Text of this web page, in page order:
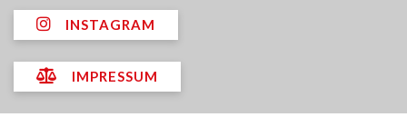
INSTAGRAM
IMPRESSUM